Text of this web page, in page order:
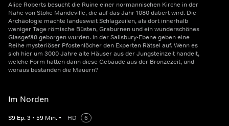
Alice Roberts besucht die Ruine einer normannischen Kirche in der
Nähe von Stoke Mandeville, die auf das Jahr 1080 datiert wird. Die
Archäologie machte landesweit Schlagzeilen, als dort innerhalb
weniger Tage römische Büsten, Graburnen und ein wunderschönes
Glasgefäß geborgen wurden. In der Salisbury-Ebene geben eine
Reihe mysteriöser Pfostenlöcher den Experten Rätsel auf. Wenn es
sich hier um 3000 Jahre alte Häuser aus der Jungsteinzeit handelt,
welche Form hatten dann diese Gebäude aus der Bronzezeit, und
woraus bestanden die Mauern?
Im Norden
S9 Ep.3 • 59 Min. • HD
6